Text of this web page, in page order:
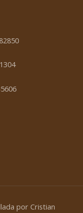
por Cristian